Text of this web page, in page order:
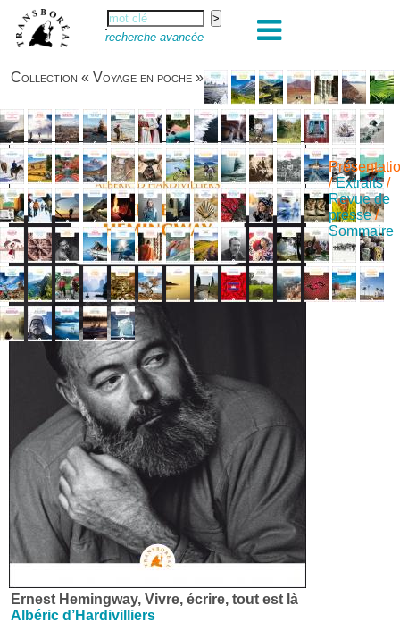
recherche avancée
Collection « Voyage en poche »
/Extraits/
Revue de
presse/
Sommaire
Ernest Hemingway, Vivre, écrire, tout est là
Albéric d’Hardivilliers